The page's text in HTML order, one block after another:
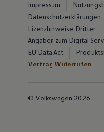
Impressum
Datenschutzerklärungen
Lizenzhinweise Dritter
Angaben zum Digital
EU Data Act
Vertrag Widerrufen
© Volkswagen 2026